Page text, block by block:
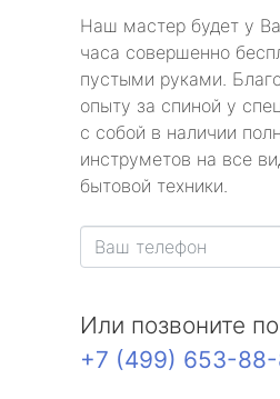
Наш мастер будет у
часа совершенно
пустыми руками.
опыту за спиной у
с собой в наличии
инструметов на все
бытовой техники.
Или позвоните
+7 (499) 653-